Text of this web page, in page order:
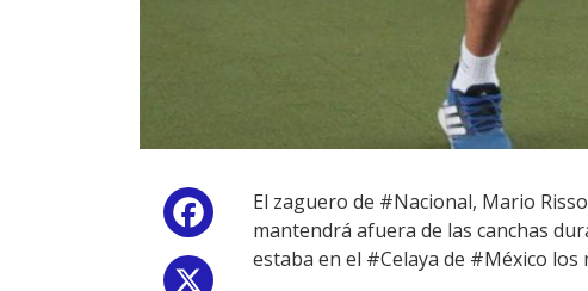
Facebook
El zaguero de #Nacional, Mario
mantendrá afuera de las canchas
estaba en el #Celaya de #México